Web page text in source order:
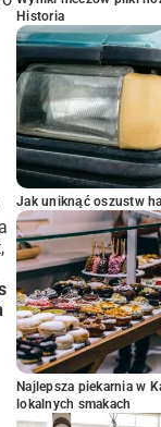
Historia
Jak uniknąć oszustw
Najlepsza piekarnia w
lokalnych smakach